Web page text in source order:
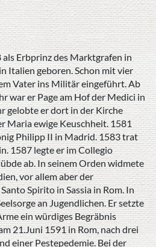
Erbprinz des Marktgrafen in
Italien geboren. Schon mit vier
Vater ins Militär eingeführt. Ab
war er Page am Hof der Medici in
gelobte er dort in der Kirche
Maria ewige Keuschheit. 1581
Philipp II in Madrid. 1583 trat
1587 legte er im Collegio
ab. In seinem Orden widmete
vor allem aber der
Spirito in Sassia in Rom. In
an Jugendlichen. Er setzte
ein würdiges Begräbnis
21.Juni 1591 in Rom, nach drei
einer Pestepedemie. Bei der